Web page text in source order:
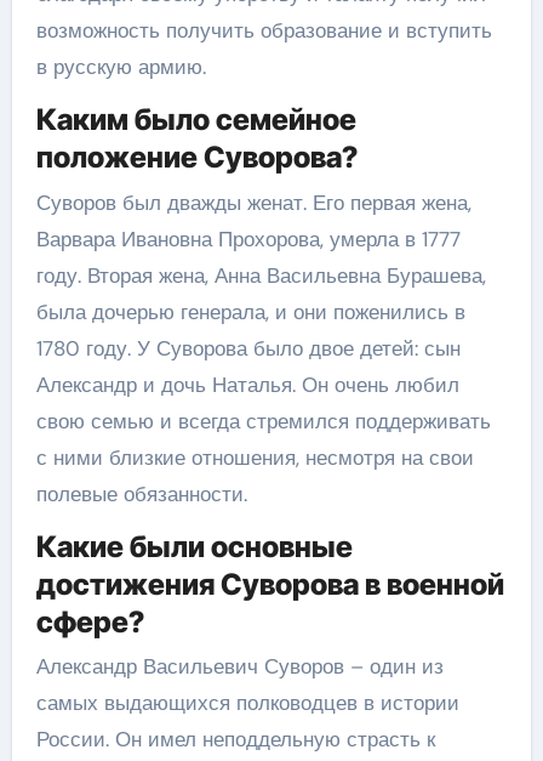
возможность получить образование и вступить
в русскую армию.
Каким было семейное
положение Суворова?
Суворов был дважды женат. Его первая жена,
Варвара Ивановна Прохорова, умерла в 1777
году. Вторая жена, Анна Васильевна Бурашева,
была дочерью генерала, и они поженились в
1780 году. У Суворова было двое детей: сын
Александр и дочь Наталья. Он очень любил
свою семью и всегда стремился поддерживать
с ними близкие отношения, несмотря на свои
полевые обязанности.
Какие были основные
достижения Суворова в военной
сфере?
Александр Васильевич Суворов – один из
самых выдающихся полководцев в истории
России. Он имел неподдельную страсть к